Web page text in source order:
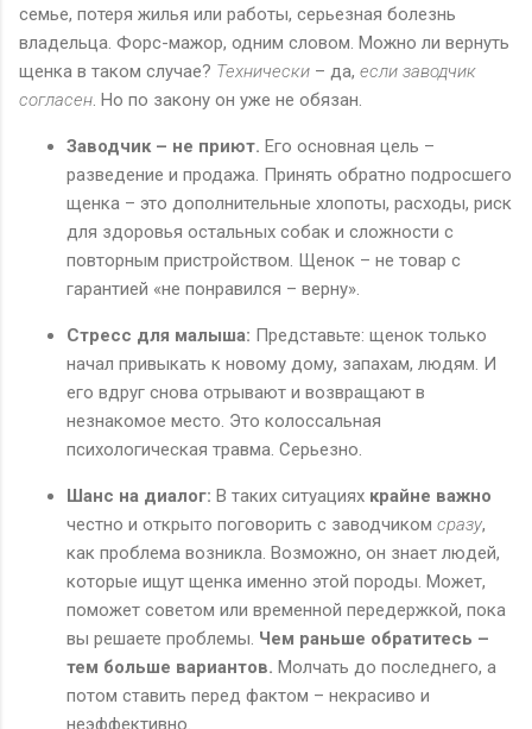
семье, потеря жилья или работы, серьезная болезнь
владельца. Форс-мажор, одним словом. Можно ли вернуть
щенка в таком случае? Технически – да, если заводчик
согласен . Но по закону он уже не обязан.
Заводчик – не приют. Его основная цель –
разведение и продажа. Принять обратно подросшего
щенка – это дополнительные хлопоты, расходы, риск
для здоровья остальных собак и сложности с
повторным пристройством. Щенок – не товар с
гарантией «не понравился – верну».
Стресс для малыша: Представьте: щенок только
начал привыкать к новому дому, запахам, людям. И
его вдруг снова отрывают и возвращают в
незнакомое место. Это колоссальная
психологическая травма. Серьезно.
Шанс на диалог: В таких ситуациях крайне важно
честно и открыто поговорить с заводчиком сразу,
как проблема возникла. Возможно, он знает людей,
которые ищут щенка именно этой породы. Может,
поможет советом или временной передержкой, пока
вы решаете проблемы. Чем раньше обратитесь –
тем больше вариантов. Молчать до последнего, а
потом ставить перед фактом – некрасиво и
неэффективно.